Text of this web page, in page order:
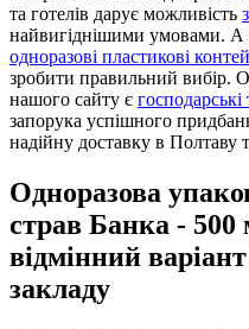
та готелів дарує можливість
найвигіднішими умовами. А
одноразові пластикові
зробити правильний вибір.
нашого сайту є
запорука успішного
надійну доставку в Полтаву
Одноразова
страв Банка -
відмінний
закладу